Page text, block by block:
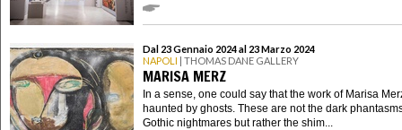
Dal 23 Gennaio 2024 al 23 Marzo 2024
NAPOLI | THOMAS DANE GALLERY
MARISA MERZ
In a sense, one could say that the work of Marisa
haunted by ghosts. These are not the dark
Gothic nightmares but rather the shim...